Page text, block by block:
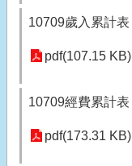
10709歲入累計表
pdf(107.15 KB)
10709經費累計表
pdf(173.31 KB)